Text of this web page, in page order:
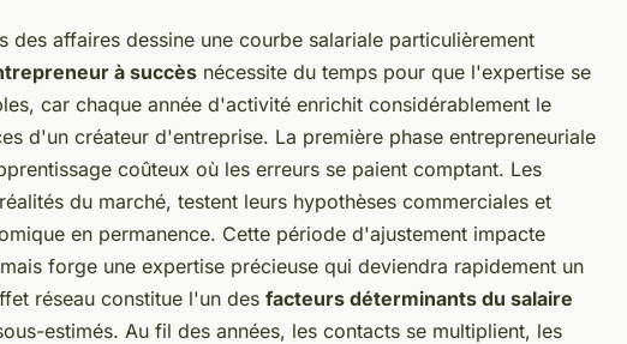
des affaires dessine une courbe salariale particulièrement
à succès nécessite du temps pour que l'expertise se
car chaque année d'activité enrichit considérablement le
d'un créateur d'entreprise. La première phase entrepreneuriale
coûteux où les erreurs se paient comptant. Les
du marché, testent leurs hypothèses commerciales et
en permanence. Cette période d'ajustement impacte
forge une expertise précieuse qui deviendra rapidement un
réseau constitue l'un des facteurs déterminants du salaire
estimés. Au fil des années, les contacts se multiplient, les